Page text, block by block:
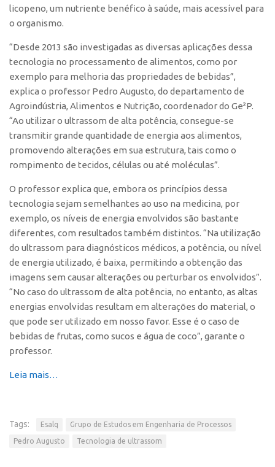
Premiações
Edição 2021
Edição 2019
Edição 2017
Propriedade Intelectual
Formas de Proteção
Patentes
Marcas
Cultivares
Desenho Industrial
Patrimônio Genético
Leis e Normas
licopeno, um nutriente benéfico à saúde, mais acessível para
o organismo.
“Desde 2013 são investigadas as diversas aplicações dessa
tecnologia no processamento de alimentos, como por
exemplo para melhoria das propriedades de bebidas”,
explica o professor Pedro Augusto, do departamento de
Agroindústria, Alimentos e Nutrição, coordenador do Ge²P.
“Ao utilizar o ultrassom de alta potência, consegue-se
transmitir grande quantidade de energia aos alimentos,
promovendo alterações em sua estrutura, tais como o
rompimento de tecidos, células ou até moléculas”.
O professor explica que, embora os princípios dessa
tecnologia sejam semelhantes ao uso na medicina, por
exemplo, os níveis de energia envolvidos são bastante
diferentes, com resultados também distintos. “Na utilização
do ultrassom para diagnósticos médicos, a potência, ou nível
de energia utilizado, é baixa, permitindo a obtenção das
imagens sem causar alterações ou perturbar os envolvidos”.
“No caso do ultrassom de alta potência, no entanto, as altas
energias envolvidas resultam em alterações do material, o
que pode ser utilizado em nosso favor. Esse é o caso de
bebidas de frutas, como sucos e água de coco”, garante o
professor.
Leia mais…
Tags: Esalq Grupo de Estudos em Engenharia de Processos
Pedro Augusto Tecnologia de ultrassom